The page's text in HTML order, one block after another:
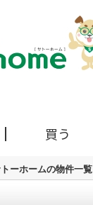
買う
ーホームの物件一覧